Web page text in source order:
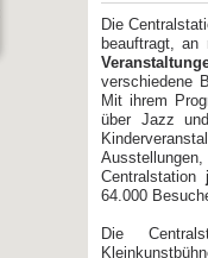
Die
beauftragt, an
verschiedene
Mit ihrem
über Jazz
Centralstation
64.000
Die